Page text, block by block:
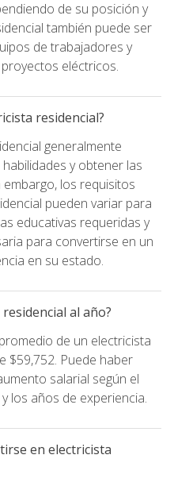
de su posición y
también puede ser
de trabajadores y
eléctricos.
residencial?
generalmente
y obtener las
los requisitos
pueden variar para
educativas requeridas y
para convertirse en un
en su estado.
al año?
de un electricista
$59,752. Puede haber
salarial según el
los años de experiencia.
en electricista